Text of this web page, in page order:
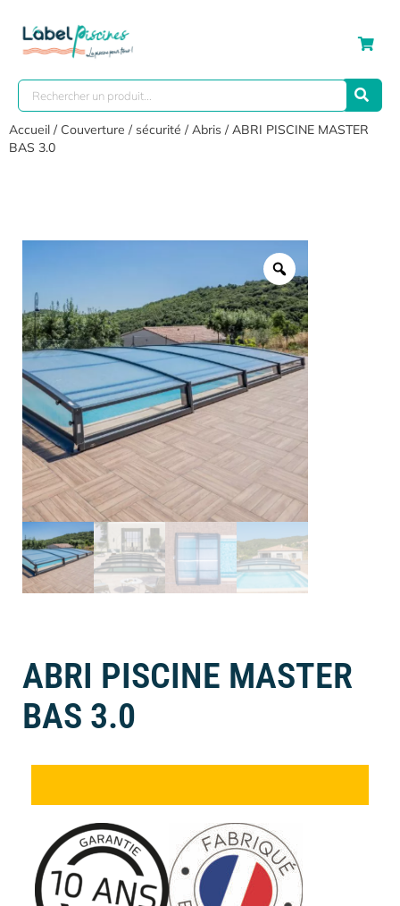
Accueil / Couverture / sécurité /Abris / ABRI PISCINE MASTER
BAS 3.0
ABRI PISCINE MASTER
BAS 3.0